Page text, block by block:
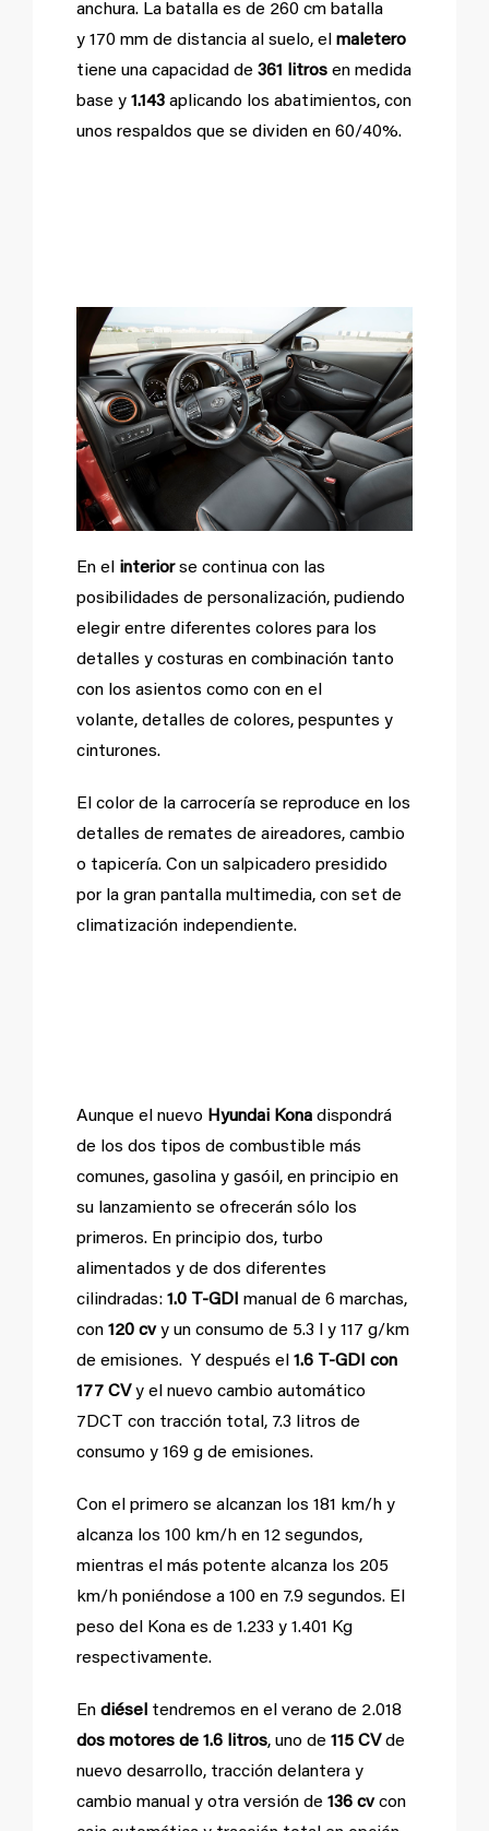
anchura. La batalla es de 260 cm batalla
y 170 mm de distancia al suelo, el maletero
tiene una capacidad de 361 litros en medida
base y 1.143 aplicando los abatimientos, con
unos respaldos que se dividen en 60/40%.
En el interiorse continua con las
posibilidades de personalización, pudiendo
elegir entre diferentes colores para los
detalles y costuras en combinación tanto
con los asientos como con en el
volante, detalles de colores, pespuntes y
cinturones.
El color de la carrocería se reproduce en los
detalles de remates de aireadores, cambio
o tapicería. Con un salpicadero presidido
por la gran pantalla multimedia, con set de
climatización independiente.
Aunque el nuevo Hyundai Kona dispondrá
de los dos tipos de combustible más
comunes, gasolina y gasóil, en principio en
su lanzamiento se ofrecerán sólo los
primeros. En principio dos, turbo
alimentados y de dos diferentes
cilindradas: 1.0 T-GDI manual de 6 marchas,
con 120 cvy un consumo de 5.3 l y 117 g/km
de emisiones. Y después el 1.6 T-GDI con
177 CVy el nuevo cambio automático
7DCT con tracción total, 7.3 litros de
consumo y 169 g de emisiones.
Con el primero se alcanzan los 181 km/h y
alcanza los 100 km/h en 12 segundos,
mientras el más potente alcanza los 205
km/h poniéndose a 100 en 7.9 segundos. El
peso del Kona es de 1.233 y 1.401 Kg
respectivamente.
En diésel tendremos en el verano de 2.018
dos motores de 1.6 litros, uno de 115 CVde
nuevo desarrollo, tracción delantera y
cambio manual y otra versión de 136 cvcon